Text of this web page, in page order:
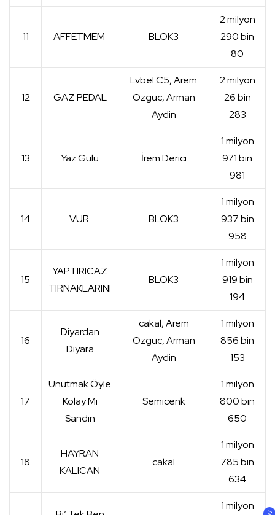
11 AFFETMEM BLOK3
2 milyon
290 bin
80
12 GAZ PEDAL
Lvbel C5, Arem
Ozguc, Arman
Aydin
2 milyon
26 bin
283
13 Yaz Gülü İrem Derici
1 milyon
971 bin
981
14 VUR BLOK3
1 milyon
937 bin
958
15
YAPTIRICAZ
TIRNAKLARINI
BLOK3
1 milyon
919 bin
194
16
Diyardan
Diyara
cakal, Arem
Ozguc, Arman
Aydin
1 milyon
856 bin
153
17
Unutmak Öyle
Kolay Mı
Sandın
Semicenk
1 milyon
800 bin
650
18
HAYRAN
KALICAN
cakal
1 milyon
785 bin
634
1 milyon